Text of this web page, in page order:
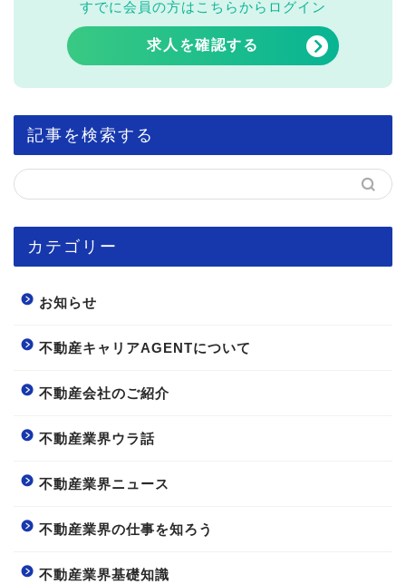
すでに会員の方はこちらからログイン
求人を確認する
記事を検索する
カテゴリー
お知らせ
不動産キャリアAGENTについて
不動産会社のご紹介
不動産業界ウラ話
不動産業界ニュース
不動産業界の仕事を知ろう
不動産業界基礎知識